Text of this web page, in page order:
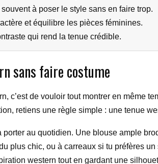
à poser le style sans en faire trop.
et équilibre les pièces féminines.
qui rend la tenue crédible.
sans faire costume
c’est de vouloir tout montrer en même
retiens une règle simple : une tenue
porter au quotidien. Une blouse ample
plus chic, ou à carreaux si tu préfères
western tout en gardant une